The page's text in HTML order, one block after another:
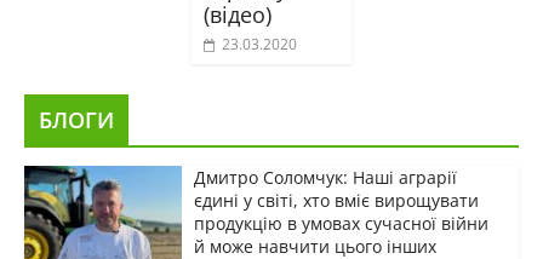
(відео)
23.03.2020
БЛОГИ
Дмитро Соломчук: Наші аграрії
єдині у світі, хто вміє вирощувати
продукцію в умовах сучасної війни
й може навчити цього інших